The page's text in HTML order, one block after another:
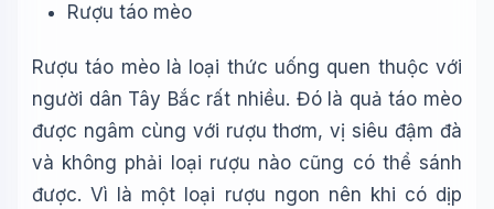
Rượu táo mèo
Rượu táo mèo là loại thức uống quen thuộc với
người dân Tây Bắc rất nhiều. Đó là quả táo mèo
được ngâm cùng với rượu thơm, vị siêu đậm đà
và không phải loại rượu nào cũng có thể sánh
được. Vì là một loại rượu ngon nên khi có dịp